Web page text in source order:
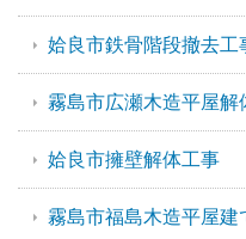
姶良市鉄骨階段撤去工
霧島市広瀬木造平屋解
姶良市擁壁解体工事
霧島市福島木造平屋